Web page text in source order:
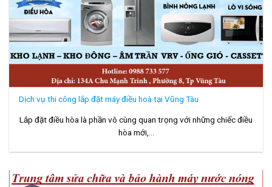
Dịch vụ thi công lắp đặt máy điều hoà tại Vũng Tàu
Lắp đặt điều hòa là phần vô cùng quan trọng với những chiếc điều
hòa mới,...